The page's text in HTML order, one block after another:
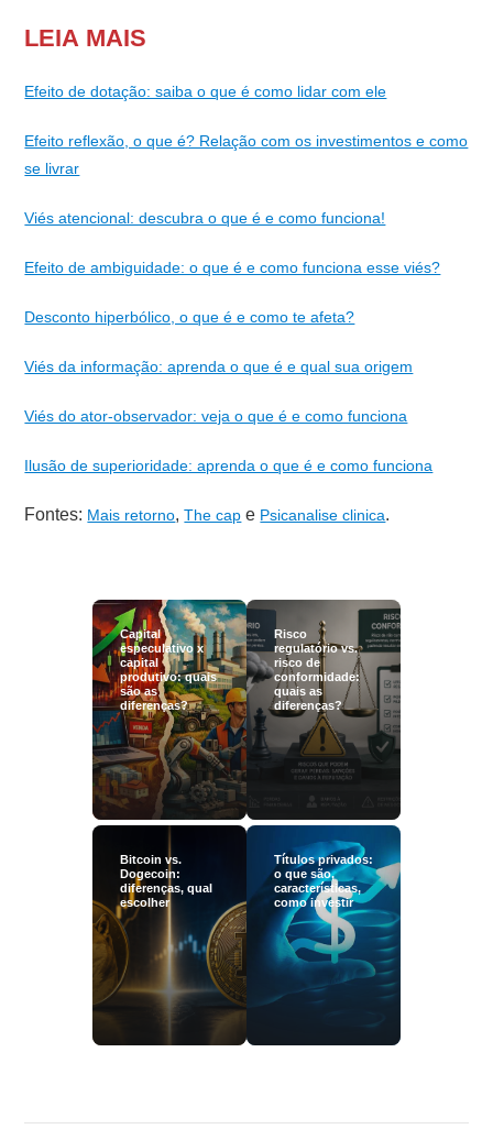
LEIA MAIS
Efeito de dotação: saiba o que é como lidar com ele
Efeito reflexão, o que é? Relação com os investimentos e como
se livrar
Viés atencional: descubra o que é e como funciona!
Efeito de ambiguidade: o que é e como funciona esse viés?
Desconto hiperbólico, o que é e como te afeta?
Viés da informação: aprenda o que é e qual sua origem
Viés do ator-observador: veja o que é e como funciona
Ilusão de superioridade: aprenda o que é e como funciona
Fontes: Mais retorno,The cap e Psicanalise clinica.
Capital
especulativo x
capital
produtivo: quais
são as
diferenças?
Risco
regulatório vs.
risco de
conformidade:
quais as
diferenças?
Bitcoin vs.
Dogecoin:
diferenças, qual
escolher
Títulos privados:
o que são,
características,
como investir